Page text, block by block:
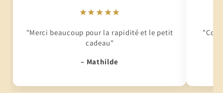
★★★★★
"Merci beaucoup pour la rapidité et le petit
cadeau"
– Mathilde